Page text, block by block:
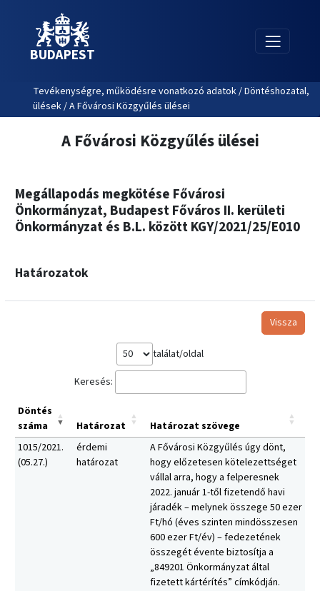
BUDAPEST
Tevékenységre, működésre vonatkozó adatok / Döntéshozatal,
ülések / A Fővárosi Közgyűlés ülései
A Fővárosi Közgyűlés ülései
Megállapodás megkötése Fővárosi
Önkormányzat, Budapest Főváros II. kerületi
Önkormányzat és B.L. között KGY/2021/25/E010
Határozatok
Vissza
találat/oldal
Keresés:
Döntés
száma
Határozat
Határozat szövege
1015/2021.
(05.27.)
érdemi
határozat
A Fővárosi Közgyűlés úgy dönt,
hogy előzetesen kötelezettséget
vállal arra, hogy a felperesnek
2022. január 1-től fizetendő havi
járadék – melynek összege 50 ezer
Ft/hó (éves szinten mindösszesen
600 ezer Ft/év) – fedezetének
összegét évente biztosítja a
„849201 Önkormányzat által
fizetett kártérítés” címkódján.